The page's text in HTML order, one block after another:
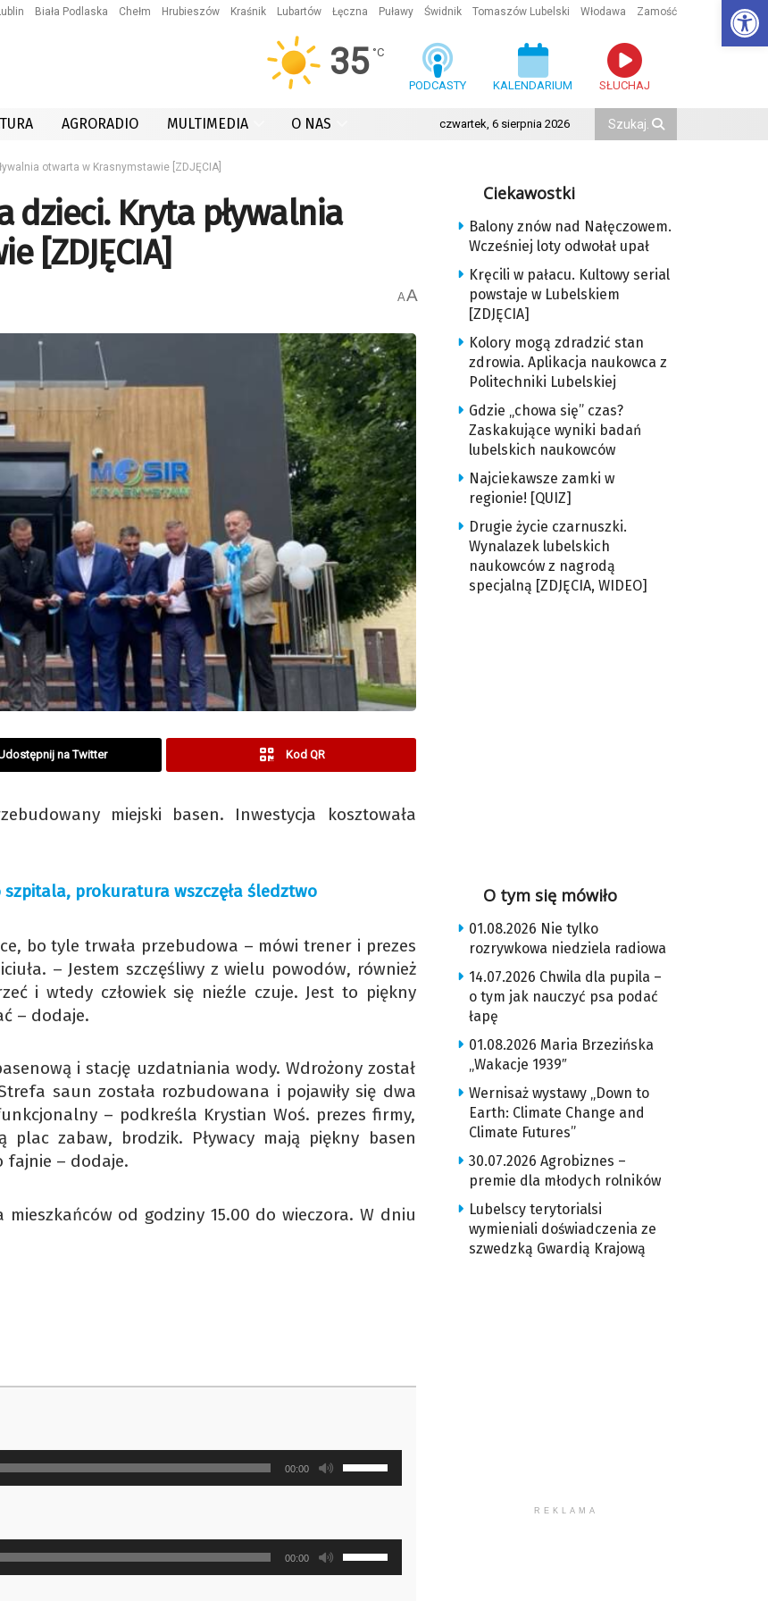
Biała Podlaska Chełm Hrubieszów Kraśnik Lubartów Łęczna Puławy Świdnik Tomaszów Lubelski Włodawa Zamość
35 °C
PODCASTY KALENDARIUM SŁUCHAJ
AGRORADIO MULTIMEDIA O NAS czwartek, 6 sierpnia 2026
otwarta w Krasnymstawie [ZDJĘCIA]
dzieci. Kryta pływalnia
[ZDJĘCIA]
AA
na Twitter Kod QR
miejski basen. Inwestycja kosztowała
prokuratura wszczęła śledztwo
bo tyle trwała przebudowa – mówi trener i prezes
– Jestem szczęśliwy z wielu powodów, również
i wtedy człowiek się nieźle czuje. Jest to piękny
– dodaje.
i stację uzdatniania wody. Wdrożony został
saun została rozbudowana i pojawiły się dwa
– podkreśla Krystian Woś. prezes firmy,
plac zabaw, brodzik. Pływacy mają piękny basen
fajnie – dodaje.
od godziny 15.00 do wieczora. W dniu
00:00
strzałek
oraz
do
00:00
strzałek
Ciekawostki
Balony znów nad Nałęczowem.
Wcześniej loty odwołał upał
Kręcili w pałacu. Kultowy serial
powstaje w Lubelskiem
[ZDJĘCIA]
Kolory mogą zdradzić stan
zdrowia. Aplikacja naukowca z
Politechniki Lubelskiej
Gdzie „chowa się” czas?
Zaskakujące wyniki badań
lubelskich naukowców
Najciekawsze zamki w
regionie! [QUIZ]
Drugie życie czarnuszki.
Wynalazek lubelskich
naukowców z nagrodą
specjalną [ZDJĘCIA, WIDEO]
O tym się mówiło
01.08.2026 Nie tylko
rozrywkowa niedziela radiowa
14.07.2026 Chwila dla pupila –
o tym jak nauczyć psa podać
łapę
01.08.2026 Maria Brzezińska
„Wakacje 1939″
Wernisaż wystawy „Down to
Earth: Climate Change and
Climate Futures”
30.07.2026 Agrobiznes –
premie dla młodych rolników
Lubelscy terytorialsi
wymieniali doświadczenia ze
szwedzką Gwardią Krajową
REKLAMA